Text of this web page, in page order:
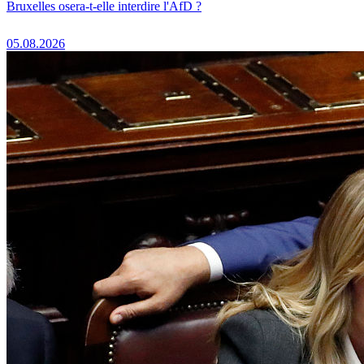
Bruxelles osera-t-elle interdire l'AfD ?
05.08.2026